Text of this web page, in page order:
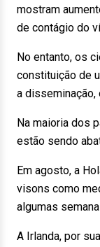
mostram
de contágio do
No entanto, os
constituição de
a disseminação,
Na maioria dos
estão sendo
Em agosto, a
visons como
algumas
A Irlanda, por